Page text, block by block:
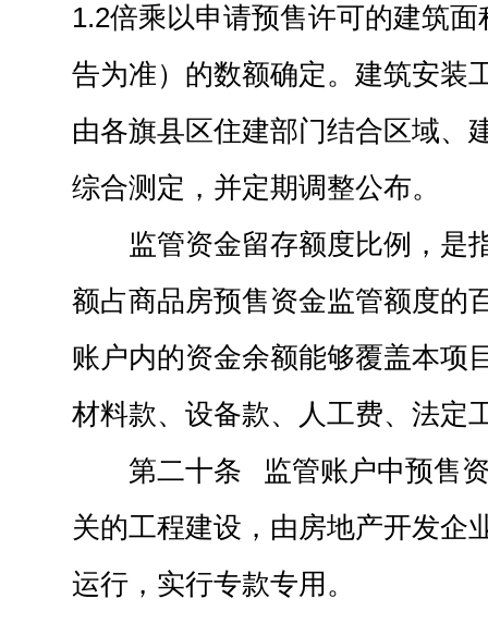
1.2倍乘以申请预售许可的建筑
告为准）的数额确定。建筑安装
由各旗县区住建部门结合区域、
综合测定，并定期调整公布。
监管资金留存额度比例，是
额占商品房预售资金监管额度的
账户内的资金余额能够覆盖本项
材料款、设备款、人工费、法定
第二十条 监管账户中预售
关的工程建设，由房地产开发企
运行，实行专款专用。